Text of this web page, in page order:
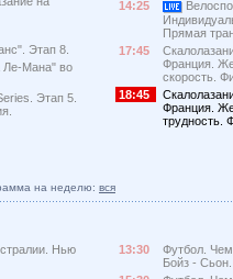
Этап 8.
Ле-Мана" во
Этап 5.
14:25
Прямая
17:45
Франция.
скорость.
18:45
Франция.
трудность.
на неделю: вся
Нью
13:30
Футбол.
Бойз - Сьон.